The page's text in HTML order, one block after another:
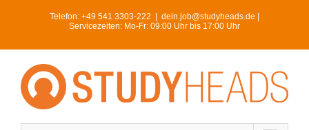
Telefon: +49 541 3303-222
dein.job@studyheads.de |
Servicezeiten: Mo-Fr: 09:00 Uhr bis 17:00 Uhr